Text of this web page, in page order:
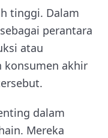
tinggi. Dalam
perantara
atau
konsumen akhir
dalam
Mereka